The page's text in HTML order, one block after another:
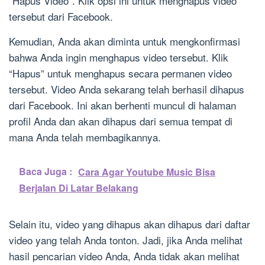
tersebut dari Facebook.
Kemudian, Anda akan diminta untuk mengkonfirmasi
bahwa Anda ingin menghapus video tersebut. Klik
“Hapus” untuk menghapus secara permanen video
tersebut. Video Anda sekarang telah berhasil dihapus
dari Facebook. Ini akan berhenti muncul di halaman
profil Anda dan akan dihapus dari semua tempat di
mana Anda telah membagikannya.
Baca Juga : Cara Agar Youtube Music Bisa
Berjalan Di Latar Belakang
Selain itu, video yang dihapus akan dihapus dari daftar
video yang telah Anda tonton. Jadi, jika Anda melihat
hasil pencarian video Anda, Anda tidak akan melihat